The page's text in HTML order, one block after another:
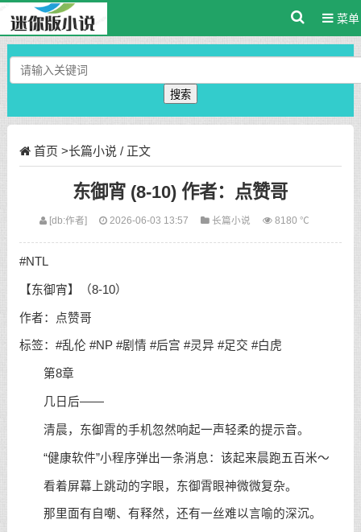
菜单
搜索
首页 >长篇小说 / 正文
东御宵 (8-10) 作者：点赞哥
[db:作者] 2026-06-03 13:57 长篇小说 8180 ℃
#NTL
【东御宵】（8-10）
作者：点赞哥
标签：#乱伦 #NP #剧情 #后宫 #灵异 #足交 #白虎
第8章
几日后——
清晨，东御霄的手机忽然响起一声轻柔的提示音。
“健康软件”小程序弹出一条消息：该起来晨跑五百米～
看着屏幕上跳动的字眼，东御霄眼神微微复杂。
那里面有自嘲、有释然，还有一丝难以言喻的深沉。